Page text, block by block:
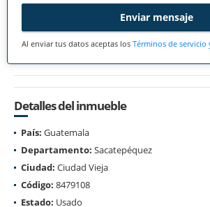
Enviar mensaje
Al enviar tus datos aceptas los Términos de servicio
Detalles del inmueble
País: Guatemala
Departamento: Sacatepéquez
Ciudad: Ciudad Vieja
Código: 8479108
Estado: Usado